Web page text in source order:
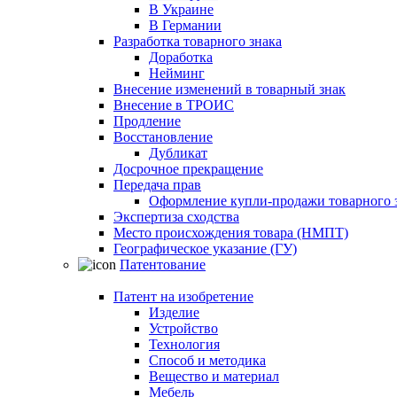
В Украине
В Германии
Разработка товарного знака
Доработка
Нейминг
Внесение изменений в товарный знак
Внесение в ТРОИС
Продление
Восстановление
Дубликат
Досрочное прекращение
Передача прав
Оформление купли-продажи товарного
Экспертиза сходства
Место происхождения товара (НМПТ)
Географическое указание (ГУ)
Патентование
Патент на изобретение
Изделие
Устройство
Технология
Способ и методика
Вещество и материал
Мебель